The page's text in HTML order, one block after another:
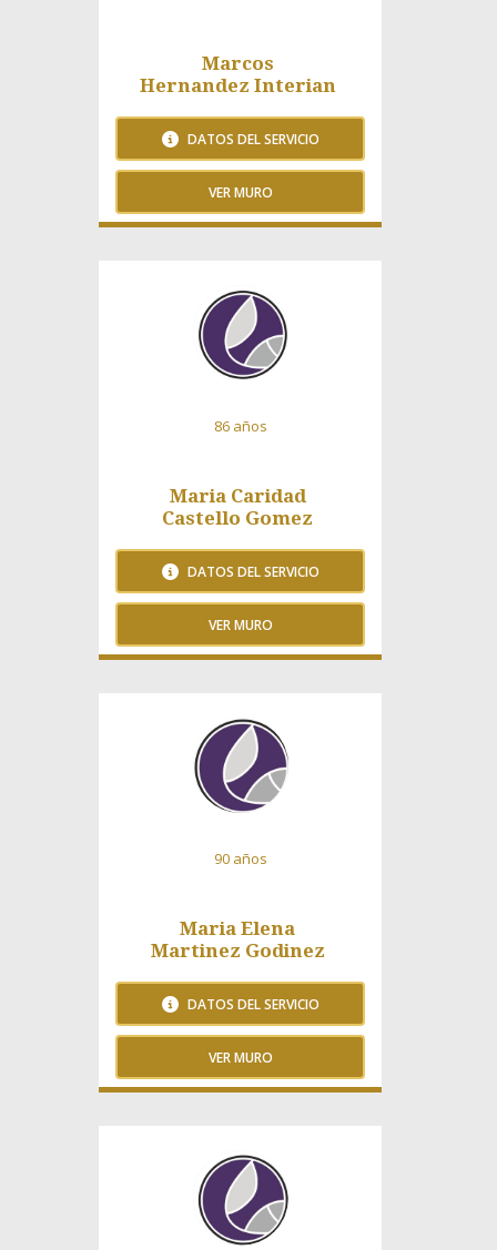
Marcos
Hernandez Interian
DATOS DEL SERVICIO
VER MURO
Maria Caridad
Castello Gomez
86 años
DATOS DEL SERVICIO
VER MURO
Maria Elena
Martinez Godinez
90 años
DATOS DEL SERVICIO
VER MURO